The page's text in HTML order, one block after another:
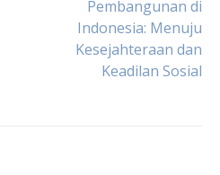
Pembangunan di
Indonesia: Menuju
Kesejahteraan dan
Keadilan Sosial